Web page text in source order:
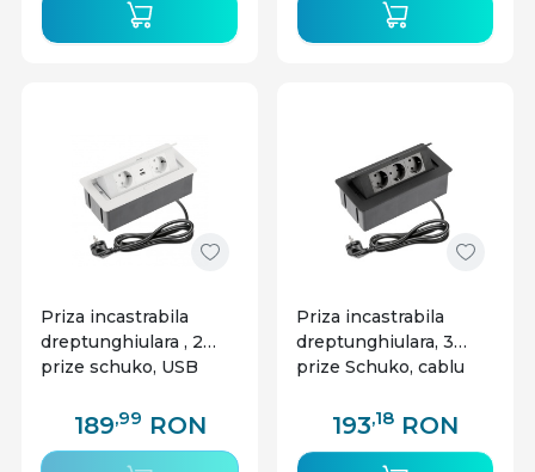
Priza incastrabila
dreptunghiulara , 2
prize schuko, USB
GTV189,99 RON
Priza incastrabila
dreptunghiulara, 3
prize Schuko, cablu
193,18 RON